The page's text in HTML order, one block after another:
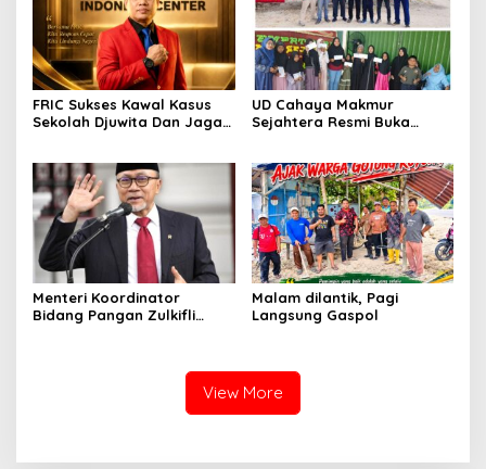
FRIC Sukses Kawal Kasus
Sekolah Djuwita Dan Jaga
UD Cahaya Makmur
Sejahtera Resmi Buka
Menteri Koordinator
Bidang Pangan Zulkifli
Malam dilantik, Pagi
Langsung Gaspol
View More